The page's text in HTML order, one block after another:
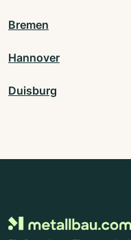
Bremen
Hannover
Duisburg